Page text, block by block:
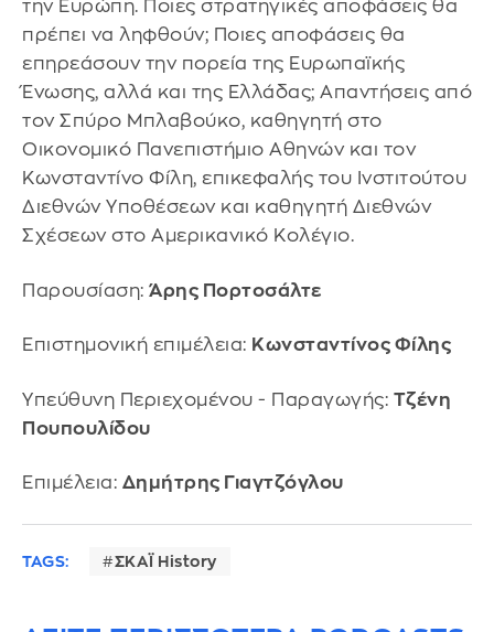
την Ευρώπη. Ποιες στρατηγικές αποφάσεις θα
πρέπει να ληφθούν; Ποιες αποφάσεις θα
επηρεάσουν την πορεία της Ευρωπαϊκής
Ένωσης, αλλά και της Ελλάδας; Απαντήσεις από
τον Σπύρο Μπλαβούκο, καθηγητή στο
Οικονομικό Πανεπιστήμιο Αθηνών και τον
Κωνσταντίνο Φίλη, επικεφαλής του Ινστιτούτου
Διεθνών Υποθέσεων και καθηγητή Διεθνών
Σχέσεων στο Αμερικανικό Κολέγιο.
Παρουσίαση: Άρης Πορτοσάλτε
Επιστημονική επιμέλεια: Κωνσταντίνος Φίλης
Υπεύθυνη Περιεχομένου - Παραγωγής: Τζένη
Πουπουλίδου
Επιμέλεια: Δημήτρης Γιαγτζόγλου
TAGS: ΣΚΑΪ History